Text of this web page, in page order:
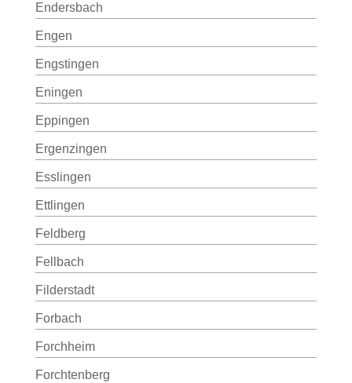
Endersbach
Engen
Engstingen
Eningen
Eppingen
Ergenzingen
Esslingen
Ettlingen
Feldberg
Fellbach
Filderstadt
Forbach
Forchheim
Forchtenberg